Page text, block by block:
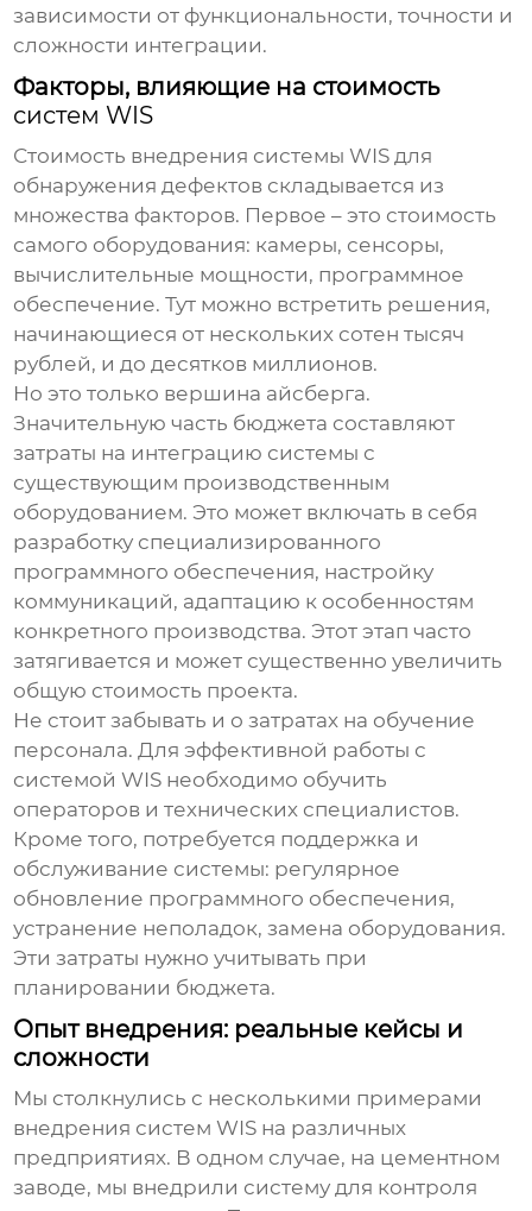
зависимости от функциональности, точности и
сложности интеграции.
Факторы, влияющие на стоимость
систем WIS
Стоимость внедрения системы WIS для
обнаружения дефектов складывается из
множества факторов. Первое – это стоимость
самого оборудования: камеры, сенсоры,
вычислительные мощности, программное
обеспечение. Тут можно встретить решения,
начинающиеся от нескольких сотен тысяч
рублей, и до десятков миллионов.
Но это только вершина айсберга.
Значительную часть бюджета составляют
затраты на интеграцию системы с
существующим производственным
оборудованием. Это может включать в себя
разработку специализированного
программного обеспечения, настройку
коммуникаций, адаптацию к особенностям
конкретного производства. Этот этап часто
затягивается и может существенно увеличить
общую стоимость проекта.
Не стоит забывать и о затратах на обучение
персонала. Для эффективной работы с
системой WIS необходимо обучить
операторов и технических специалистов.
Кроме того, потребуется поддержка и
обслуживание системы: регулярное
обновление программного обеспечения,
устранение неполадок, замена оборудования.
Эти затраты нужно учитывать при
планировании бюджета.
Опыт внедрения: реальные кейсы и
сложности
Мы столкнулись с несколькими примерами
внедрения систем WIS на различных
предприятиях. В одном случае, на цементном
заводе, мы внедрили систему для контроля